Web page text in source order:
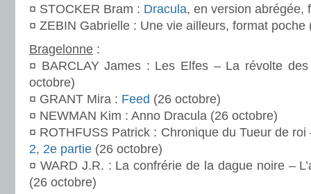
¤ STOCKER Bram : Dracula, en version abrégée,
¤ ZEBIN Gabrielle : Une vie ailleurs, format poche
Bragelonne :
¤ BARCLAY James : Les Elfes – La révolte
octobre)
¤ GRANT Mira : Feed (26 octobre)
¤ NEWMAN Kim : Anno Dracula (26 octobre)
¤ ROTHFUSS Patrick : Chronique du Tueur de
2, 2e partie (26 octobre)
¤ WARD J.R. : La confrérie de la dague noire –
(26 octobre)